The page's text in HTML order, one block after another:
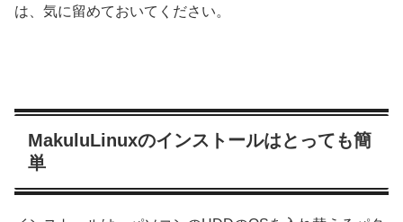
は、気に留めておいてください。
MakuluLinuxのインストールはとっても簡
単